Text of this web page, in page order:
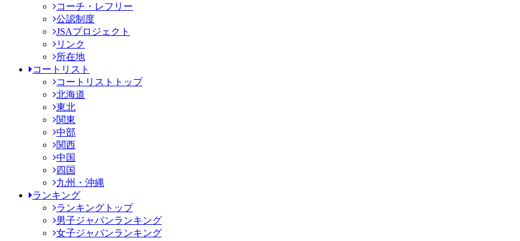
コーチ・レフリー
公認制度
JSAプロジェクト
リンク
所在地
コートリスト
コートリストトップ
北海道
東北
関東
中部
関西
中国
四国
九州・沖縄
ランキング
ランキングトップ
男子ジャパンランキング
女子ジャパンランキング